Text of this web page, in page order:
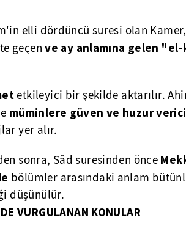
elli dördüncü suresi olan
geçenve ay anlamına gelen
etkileyici bir şekilde aktarılır.
müminlere güven ve huzur verici
yer alır.
sonra, Sâd suresinden önce
bölümler arasındaki anlam
düşünülür.
VURGULANAN KONULAR